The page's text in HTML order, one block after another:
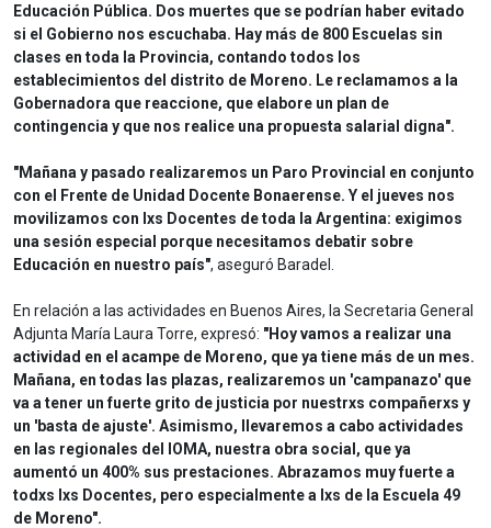
Educación Pública. Dos muertes que se podrían haber evitado
si el Gobierno nos escuchaba. Hay más de 800 Escuelas sin
clases en toda la Provincia, contando todos los
establecimientos del distrito de Moreno. Le reclamamos a la
Gobernadora que reaccione, que elabore un plan de
contingencia y que nos realice una propuesta salarial digna".
"Mañana y pasado realizaremos un Paro Provincial en conjunto
con el Frente de Unidad Docente Bonaerense. Y el jueves nos
movilizamos con lxs Docentes de toda la Argentina: exigimos
una sesión especial porque necesitamos debatir sobre
Educación en nuestro país", aseguró Baradel.
En relación a las actividades en Buenos Aires, la Secretaria General
Adjunta María Laura Torre, expresó: "Hoy vamos a realizar una
actividad en el acampe de Moreno, que ya tiene más de un mes.
Mañana, en todas las plazas, realizaremos un 'campanazo' que
va a tener un fuerte grito de justicia por nuestrxs compañerxs y
un 'basta de ajuste'. Asimismo, llevaremos a cabo actividades
en las regionales del IOMA, nuestra obra social, que ya
aumentó un 400% sus prestaciones. Abrazamos muy fuerte a
todxs lxs Docentes, pero especialmente a lxs de la Escuela 49
de Moreno".